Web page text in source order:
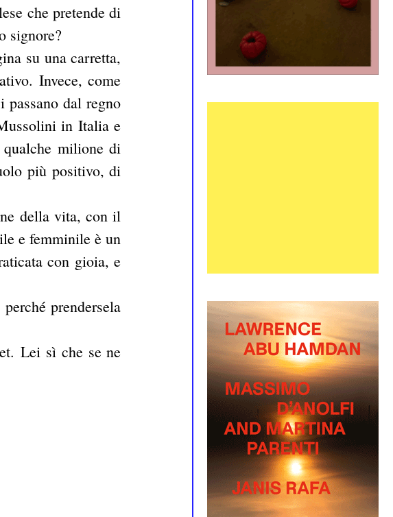
che pretende di
signore?
su una carretta,
Invece, come
dal regno
in Italia e
milione di
più positivo, di
della vita, con il
e femminile è un
con gioia, e
prendersela
Lei sì che se ne